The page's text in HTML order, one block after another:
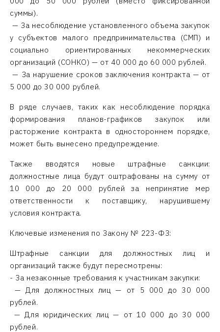
суммы).
— За несоблюдение установленного объема закупок
у субъектов малого предпринимательства (СМП) и
социально ориентированных некоммерческих
организаций (СОНКО) — от 40 000 до 60 000 рублей.
— За нарушение сроков заключения контракта — от
5 000 до 30 000 рублей.
В ряде случаев, таких как несоблюдение порядка
формирования планов-графиков закупок или
расторжение контракта в одностороннем порядке,
может быть вынесено предупреждение.
Также вводятся новые штрафные санкции:
должностные лица будут оштрафованы на сумму от
10 000 до 20 000 рублей за непринятие мер
ответственности к поставщику, нарушившему
условия контракта.
Ключевые изменения по Закону № 223-ФЗ:
Штрафные санкции для должностных лиц и
организаций также будут пересмотрены:
- За незаконные требования к участникам закупки:
— Для должностных лиц — от 5 000 до 30 000
рублей.
— Для юридических лиц — от 10 000 до 30 000
рублей.